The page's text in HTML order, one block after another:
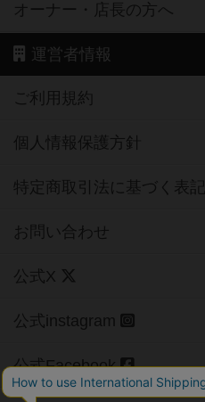
オーナー・店長の方へ
運営者情報
ご利用規約
個人情報保護方針
特定商取引法に基づく表記
お問い合わせ
公式X
公式instagram
公式Facebook